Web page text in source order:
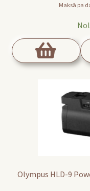
Maksā pa
Olympus HLD-9